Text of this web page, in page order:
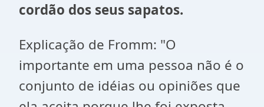
cordão dos seus sapatos.
Explicação de Fromm: "O
importante em uma pessoa não é o
conjunto de idéias ou opiniões que